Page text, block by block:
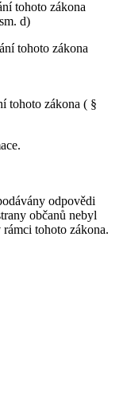
tohoto zákona
d)
tohoto zákona
tohoto zákona ( §
odpovědi
občanů nebyl
tohoto zákona.